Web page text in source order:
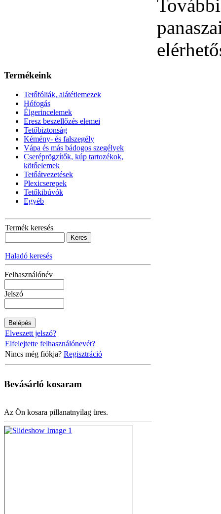
Termékeink
Tetőfóliák, alátétlemezek
Hófogás
Élgerincelemek
Eresz beszellőzés elemei
Tetőbiztonság
Kémény- és falszegély
Vápa és más bádogos szegélyek
Cseréprögzítők, kúp tartozékok,
kötőelemek
Tetőátvezetések
Plexicserepek
Tetőkibúvók
Egyéb
Termék keresés
Haladó keresés
Felhasználónév
Jelszó
Elveszett jelszó?
Elfelejtette felhasználónevét?
Nincs még fiókja? Regisztráció
Bevásárló kosaram
Az Ön kosara pillanatnyilag üres.